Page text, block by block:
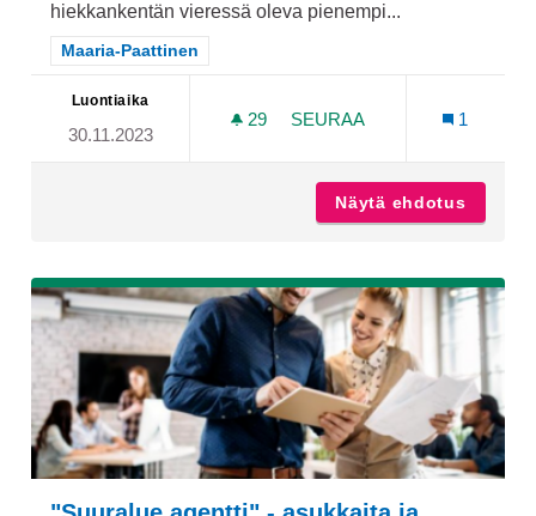
hiekkankentän vieressä oleva pienempi...
Rajaa tulokset teeman mukaan: Maaria-Paattinen
Maaria-Paattinen
Luontiaika
30.11.2023
29 29 SEURAAJAA
SEURAA
1
Näytä ehdotus